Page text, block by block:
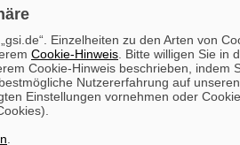
Michael Scholz:
ausgezeichnet
Privatdozent Dr. Michael Scholz
der Deutschen Gesellschaft für
in München für seine Beiträge in der
Einzelheiten zu den Arten von
Cookie-Hinweis . Bitte willigen Sie in
Cookie-Hinweis beschrieben, indem
Nutzererfahrung auf
Einstellungen vornehmen oder